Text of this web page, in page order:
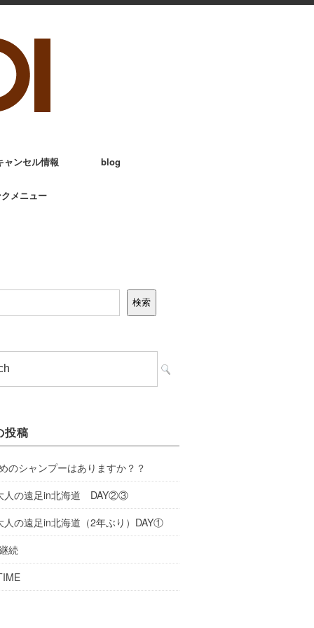
ャンセル情報 blog
クメニュー
検索
投稿
のシャンプーはありますか？？
人の遠足in北海道 DAY②③
人の遠足in北海道（2年ぶり）DAY①
続